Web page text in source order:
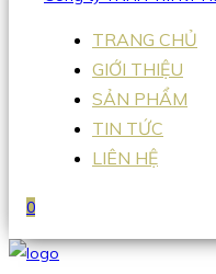
TRANG CHỦ
GIỚI THIỆU
SẢN PHẨM
TIN TỨC
LIÊN HỆ
0